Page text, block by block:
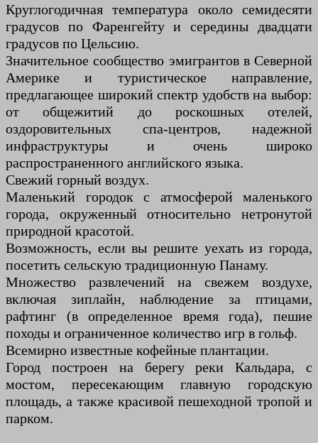
Круглогодичная температура около семидесяти
градусов по Фаренгейту и середины двадцати
градусов по Цельсию.
Значительное сообщество эмигрантов в Северной
Америке и туристическое направление,
предлагающее широкий спектр удобств на выбор:
от общежитий до роскошных отелей,
оздоровительных спа-центров, надежной
инфраструктуры и очень широко
распространенного английского языка.
Свежий горный воздух.
Маленький городок с атмосферой маленького
города, окруженный относительно нетронутой
природной красотой.
Возможность, если вы решите уехать из города,
посетить сельскую традиционную Панаму.
Множество развлечений на свежем воздухе,
включая зиплайн, наблюдение за птицами,
рафтинг (в определенное время года), пешие
походы и ограниченное количество игр в гольф.
Всемирно известные кофейные плантации.
Город построен на берегу реки Кальдара, с
мостом, пересекающим главную городскую
площадь, а также красивой пешеходной тропой и
парком.